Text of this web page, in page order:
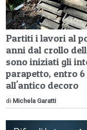
Partiti i lavori al
anni dal crollo
sono iniziati gli
parapetto, entro
all'antico decoro
di Michela Garatti